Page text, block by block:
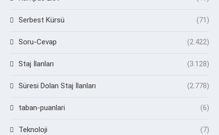
Serbest Kürsü (71)
Soru-Cevap (2.422)
Staj İlanları (3.128)
Süresi Dolan Staj İlanları (2.778)
taban-puanlari (6)
Teknoloji (7)